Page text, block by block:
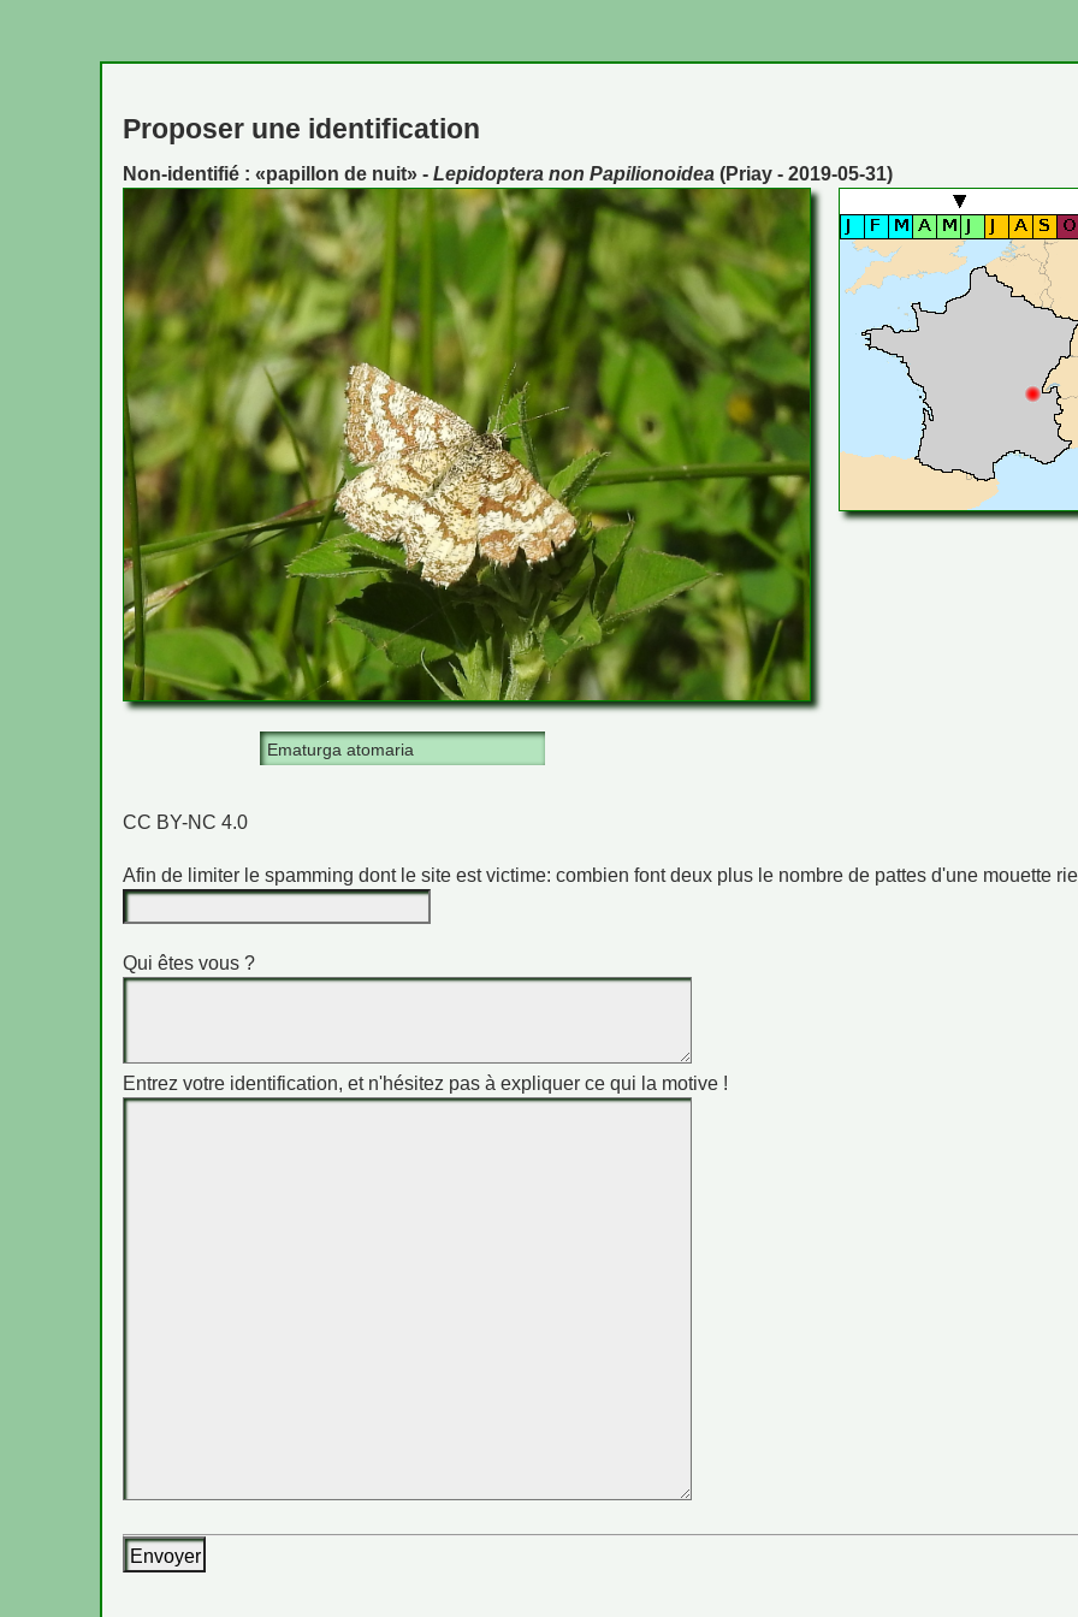
Proposer une identification
Non-identifié : «papillon de nuit» -Lepidoptera non Papilionoidea (Priay - 2019-05-31)
Ematurga atomaria
CC BY-NC 4.0
Afin de limiter le spamming dont le site est victime: combien font deux plus le nombre de pattes d'une mouette
Qui êtes vous ?
Entrez votre identification, et n'hésitez pas à expliquer ce qui la motive !